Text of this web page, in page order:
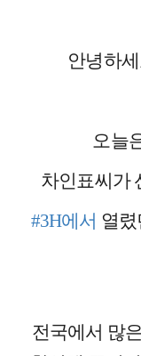
안녕하
오늘
차인표씨가
#3H에서 열
전국에서 많